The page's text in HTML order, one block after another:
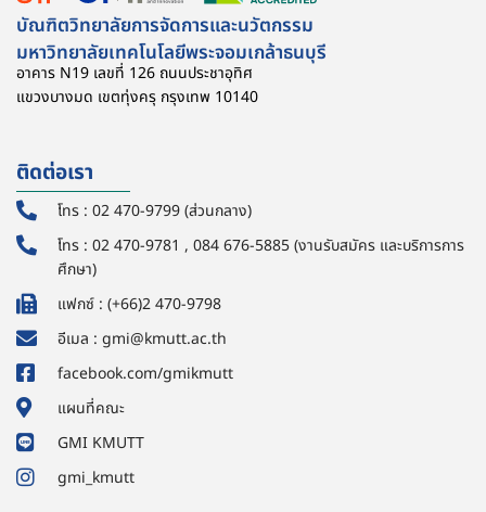
บัณฑิตวิทยาลัยการจัดการและนวัตกรรม
มหาวิทยาลัยเทคโนโลยีพระจอมเกล้าธนบุรี
อาคาร N19 เลขที่ 126 ถนนประชาอุทิศ
แขวงบางมด เขตทุ่งครุ กรุงเทพ 10140
ติดต่อเรา
โทร : 02 470-9799 (ส่วนกลาง)
โทร : 02 470-9781 , 084 676-5885 (งานรับสมัคร และบริการการ
ศึกษา)
แฟกซ์ : (+66)2 470-9798
อีเมล : gmi@kmutt.ac.th
facebook.com/gmikmutt
แผนที่คณะ
GMI KMUTT
gmi_kmutt